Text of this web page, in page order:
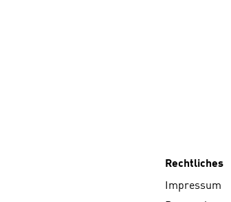
Rechtliches
Impressum